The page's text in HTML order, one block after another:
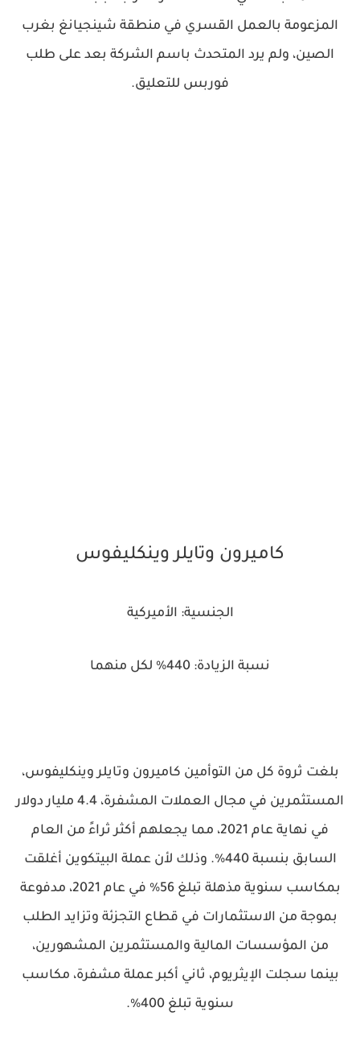
المزعومة بالعمل القسري في منطقة شينجيانغ بغرب
الصين، ولم يرد المتحدث باسم الشركة بعد على طلب
فوربس للتعليق.
كاميرون وتايلر وينكليفوس
الجنسية: الأميركية
نسبة الزيادة: 440% لكل منهما
بلغت ثروة كل من التوأمين كاميرون وتايلر وينكليفوس،
المستثمرين في مجال العملات المشفرة، 4.4 مليار دولار
في نهاية عام 2021، مما يجعلهم أكثر ثراءً من العام
السابق بنسبة 440%. وذلك لأن عملة البيتكوين أغلقت
بمكاسب سنوية مذهلة تبلغ 56% في عام 2021، مدفوعة
بموجة من الاستثمارات في قطاع التجزئة وتزايد الطلب
من المؤسسات المالية والمستثمرين المشهورين،
بينما سجلت الإيثريوم، ثاني أكبر عملة مشفرة، مكاسب
سنوية تبلغ 400%.